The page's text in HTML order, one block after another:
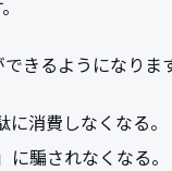
きるようになります
消費しなくなる。
に騙されなくなる。